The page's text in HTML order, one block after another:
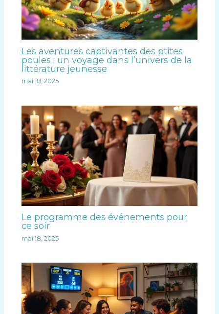
Les aventures captivantes des ptites
poules : un voyage dans l’univers de la
littérature jeunesse
mai 18, 2025
Le programme des événements pour
ce soir
mai 18, 2025